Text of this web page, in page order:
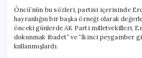
Öncü’nün bu sözleri, partisi içerisinde
hayranlığın bir başka örneği olarak
önceki günlerde AK Parti milletvekilleri,
dokunmak ibadet” ve “İkinci peygamber
kullanmışlardı.